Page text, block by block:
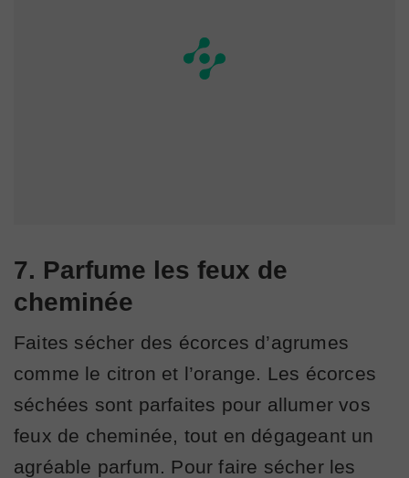
7. Parfume les feux de
cheminée
Faites sécher des écorces d’agrumes
comme le citron et l’orange. Les écorces
séchées sont parfaites pour allumer vos
feux de cheminée, tout en dégageant un
agréable parfum. Pour faire sécher les